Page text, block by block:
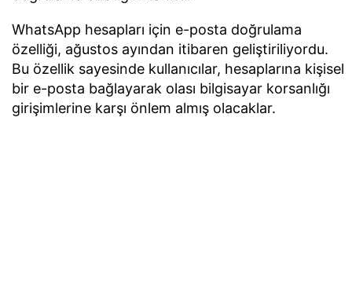
WhatsApp hesapları için e-posta doğrulama
özelliği, ağustos ayından itibaren geliştiriliyordu.
Bu özellik sayesinde kullanıcılar, hesaplarına kişisel
bir e-posta bağlayarak olası bilgisayar korsanlığı
girişimlerine karşı önlem almış olacaklar.